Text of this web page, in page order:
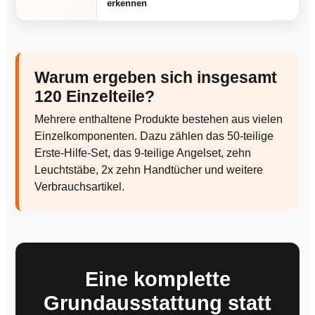
erkennen
Warum ergeben sich insgesamt
120 Einzelteile?
Mehrere enthaltene Produkte bestehen aus vielen
Einzelkomponenten. Dazu zählen das 50-teilige
Erste-Hilfe-Set, das 9-teilige Angelset, zehn
Leuchtstäbe, 2x zehn Handtücher und weitere
Verbrauchsartikel.
Eine komplette
Grundausstattung statt